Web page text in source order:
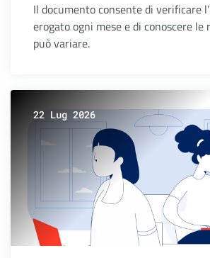
Il documento consente di verificare
erogato ogni mese e di conoscere le
può variare.
22 Lug 2026